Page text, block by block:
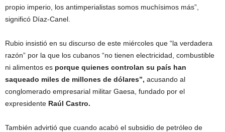
propio imperio, los antimperialistas somos muchísimos más”,
significó Díaz-Canel.
Rubio insistió en su discurso de este miércoles que “la verdadera
razón” por la que los cubanos “no tienen electricidad, combustible
ni alimentos es porque quienes controlan su país han
saqueado miles de millones de dólares”, acusando al
conglomerado empresarial militar Gaesa, fundado por el
expresidente Raúl Castro.
También advirtió que cuando acabó el subsidio de petróleo de